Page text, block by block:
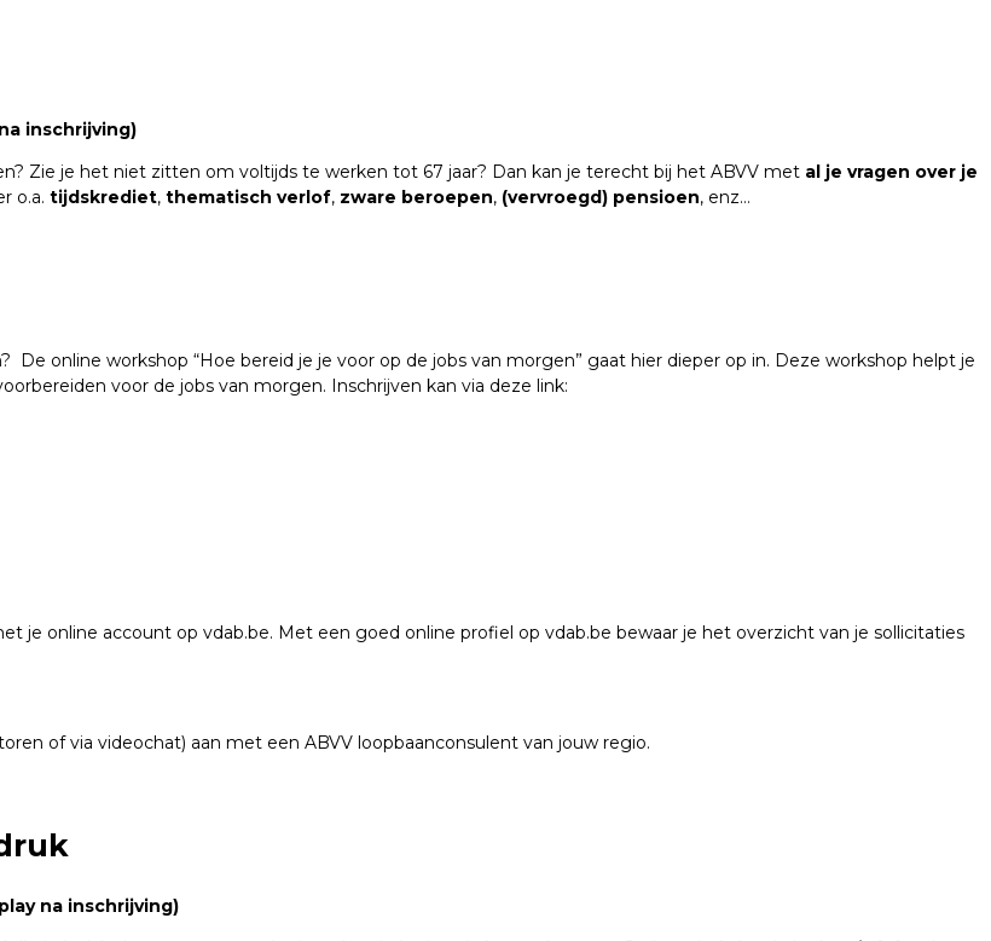
inschrijving)
Zie je het niet zitten om voltijds te werken tot 67 jaar? Dan kan je terecht bij het ABVV met al je vragen over je
o.a. tijdskrediet, thematisch verlof, zware beroepen, (vervroegd) pensioen, enz…
online workshop “Hoe bereid je je voor op de jobs van morgen” gaat hier dieper op in. Deze workshop helpt je
voor de jobs van morgen. Inschrijven kan via deze link:
je online account op vdab.be. Met een goed online profiel op vdab.be bewaar je het overzicht van je sollicitaties
of via videochat) aan met een ABVV loopbaanconsulent van jouw regio.
na inschrijving)